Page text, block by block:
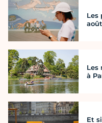
Les
août
Les
à
Et